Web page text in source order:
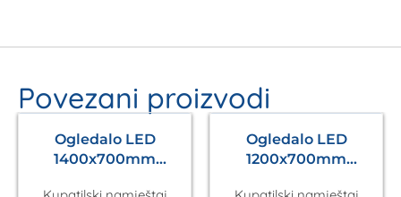
Povezani proizvodi
Ogledalo LED
1400x700mm
Ogledalo LED
1200x700mm